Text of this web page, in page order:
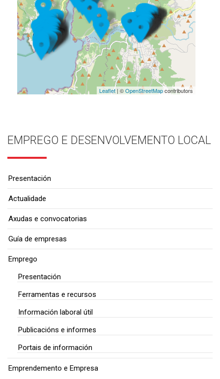
Leaflet| ©OpenStreetMapcontributors
EMPREGO E DESENVOLVEMENTO LOCAL
Presentación
Actualidade
Axudas e convocatorias
Guía de empresas
Emprego
Presentación
Ferramentas e recursos
Información laboral útil
Publicacións e informes
Portais de información
Emprendemento e Empresa